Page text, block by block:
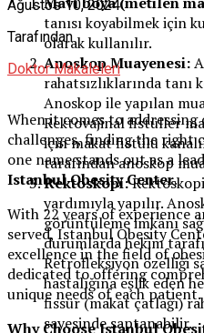
tanısı koyabilmek için
olarak kullanılır.
Anoskop Muayenesi:
rahatsızlıklarında
Anoskop ile yapılan
Rektovajinal fistüller
için makat fistülü
tarafından anoskop
Rektoskopi:
yardımıyla yapılır.
görüntüleme imkânı
durumlarda hekim
Retrofleksiyon özelliği
hastalığına eşlik eden
fissür (makat çatlağı)
sayesinde saptanabilir.
Ağustos 10, 2024
Tarafından
Doktor Makaleleri
When it comes to
challenges, finding the right
one name stands out as a
Istanbul Obesity Center.
With 22 years of experience
served, Istanbul Obesity
excellence in the field of
dedicated to offering
unique needs of each patient.
Why Choose Istanbul